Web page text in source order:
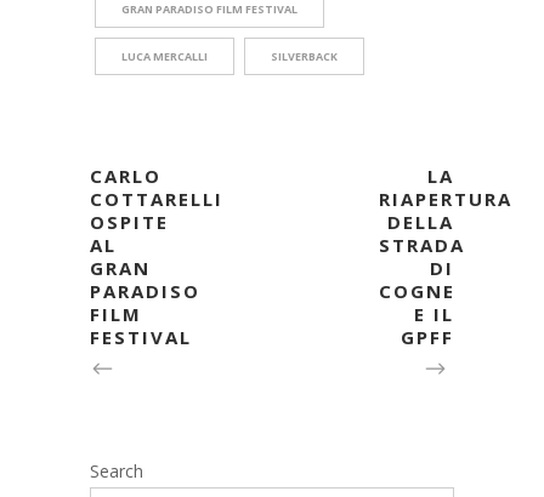
GRAN PARADISO FILM FESTIVAL
LUCA MERCALLI SILVERBACK
CARLO
COTTARELLI
OSPITE
AL
GRAN
PARADISO
FILM
FESTIVAL
LA
RIAPERTURA
DELLA
STRADA
DI
COGNE
E IL
GPFF
Search